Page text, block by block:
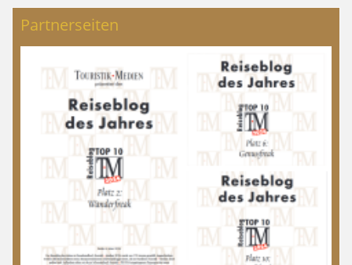
Partnerseiten